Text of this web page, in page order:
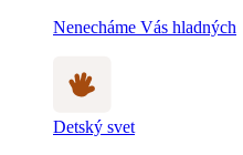
Nenecháme Vás hladných
Detský svet